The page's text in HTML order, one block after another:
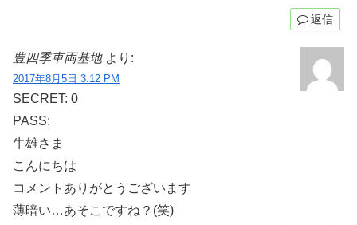
返信
豊四季車両基地 より:
2017年8月5日 3:12 PM
SECRET: 0
PASS:
牛雄さま
こんにちは
コメントありがとうございます
薄暗い…あそこですね？(笑)